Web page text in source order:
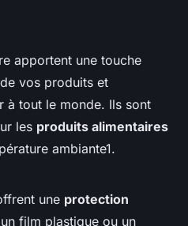
apportent une touche
de vos produits et
à tout le monde. Ils sont
les produits alimentaires
ambiante1.
une protection
film plastique ou un